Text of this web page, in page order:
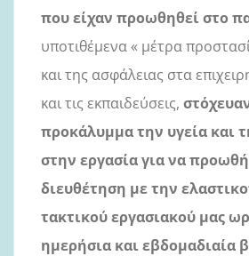
που είχαν προωθηθεί στο
υποτιθέμενα « μέτρα
και της ασφάλειας στα
και τις εκπαιδεύσεις,
προκάλυμμα την υγεία και
στην εργασία για να
διευθέτηση με την
τακτικού εργασιακού μας
ημερήσια και εβδομαδιαία